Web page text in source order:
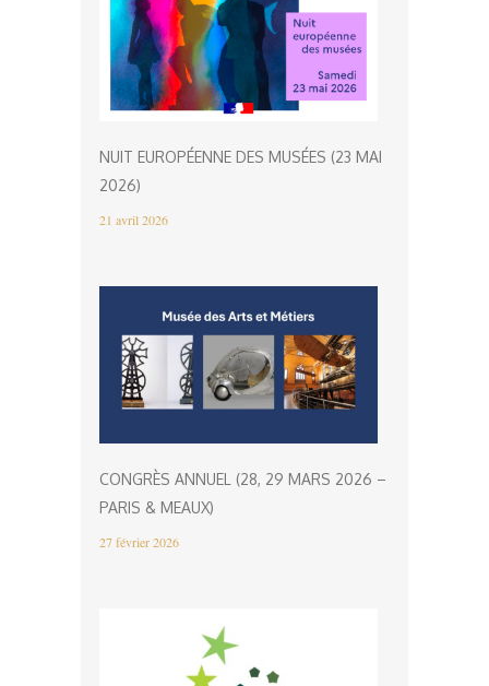
NUIT EUROPÉENNE DES MUSÉES (23 MAI
2026)
21 avril 2026
CONGRÈS ANNUEL (28, 29 MARS 2026 –
PARIS & MEAUX)
27 février 2026